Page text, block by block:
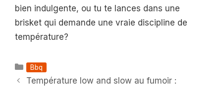
bien indulgente, ou tu te lances dans une
brisket qui demande une vraie discipline de
température?
Catégories
Bbq
Température low and slow au fumoir :